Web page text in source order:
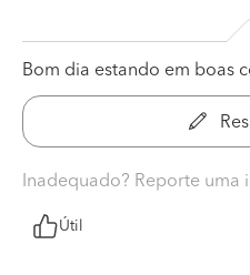
Bom dia estando em boas
Inadequado? Reporte uma
Útil